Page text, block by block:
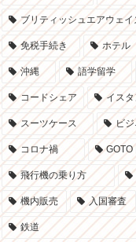
ブリティッシュエアウェイ
免税手続き ホテル
沖縄 語学留学
コードシェア イス
スーツケース ビ
コロナ禍 GOTO
飛行機の乗り方
機内販売 入国審査
鉄道